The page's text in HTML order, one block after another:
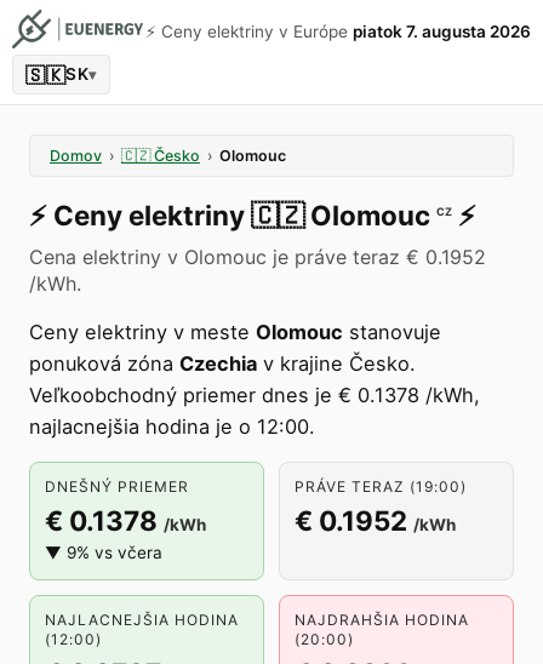
⚡️ Ceny elektriny v Európe piatok 7. augusta 2026
🇸🇰SK▾
Domov › 🇨🇿 Česko › Olomouc
⚡️ Ceny elektriny🇨🇿 Olomouc CZ ⚡️
Cena elektriny v Olomouc je práve teraz € 0.1952
/kWh.
Ceny elektriny v meste Olomouc stanovuje
ponuková zóna Czechia v krajine Česko.
Veľkoobchodný priemer dnes je € 0.1378 /kWh,
najlacnejšia hodina je o 12:00.
DNEŠNÝ PRIEMER
€ 0.1378 /kWh
▼ 9% vs včera
PRÁVE TERAZ (19:00)
€ 0.1952 /kWh
NAJLACNEJŠIA HODINA
(12:00)
NAJDRAHŠIA HODINA
(20:00)